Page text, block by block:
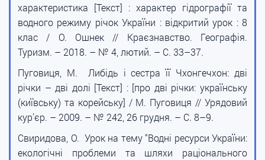
характеристика [Текст] : характер гідрографії та
водного режиму річок України : відкритий урок : 8
клас / О. Ошнек // Краєзнавство. Географія.
Туризм. – 2018. – № 4, лютий. – С. 33–37.
Пуговиця, М. Либідь і сестра її Чхонгечхон: дві
річки – дві долі [Текст] : [про дві річки: українську
(київську) та корейську] / М. Пуговиця // Урядовий
кур’єр. – 2009. – № 242, 26 грудня. – С. 8–9.
Свиридова, О. Урок на тему “Водні ресурси України:
екологічні проблеми та шляхи раціонального